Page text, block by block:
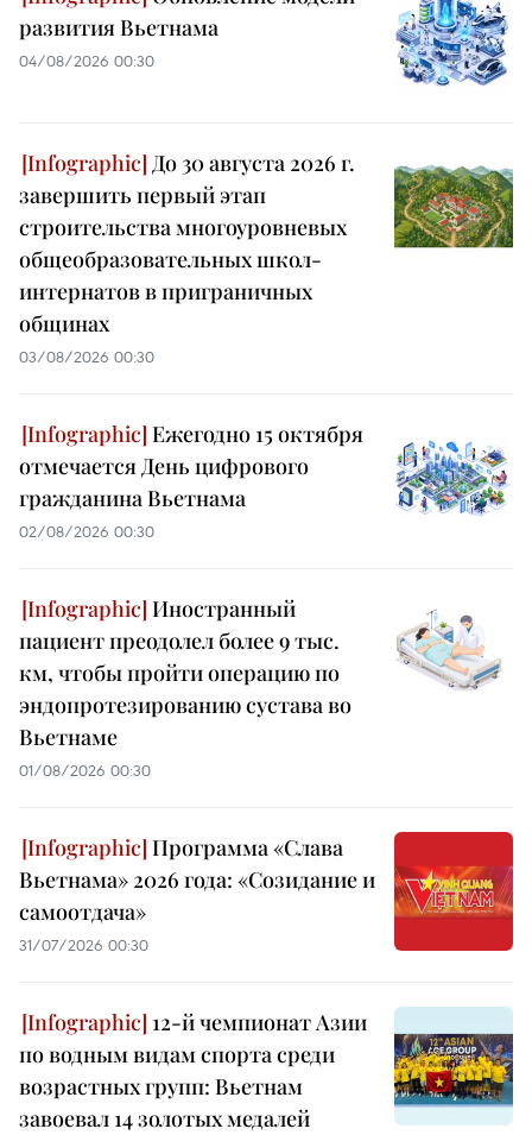
развития Вьетнама
04/08/2026 00:30
До 30 августа 2026 г.
завершить первый этап
строительства многоуровневых
общеобразовательных школ-
интернатов в приграничных
общинах
03/08/2026 00:30
Ежегодно 15 октября
отмечается День цифрового
гражданина Вьетнама
02/08/2026 00:30
Иностранный
пациент преодолел более 9 тыс.
км, чтобы пройти операцию по
эндопротезированию сустава во
Вьетнаме
01/08/2026 00:30
Программа «Слава
Вьетнама» 2026 года: «Созидание и
самоотдача»
31/07/2026 00:30
12-й чемпионат Азии
по водным видам спорта среди
возрастных групп: Вьетнам
завоевал 14 золотых медалей